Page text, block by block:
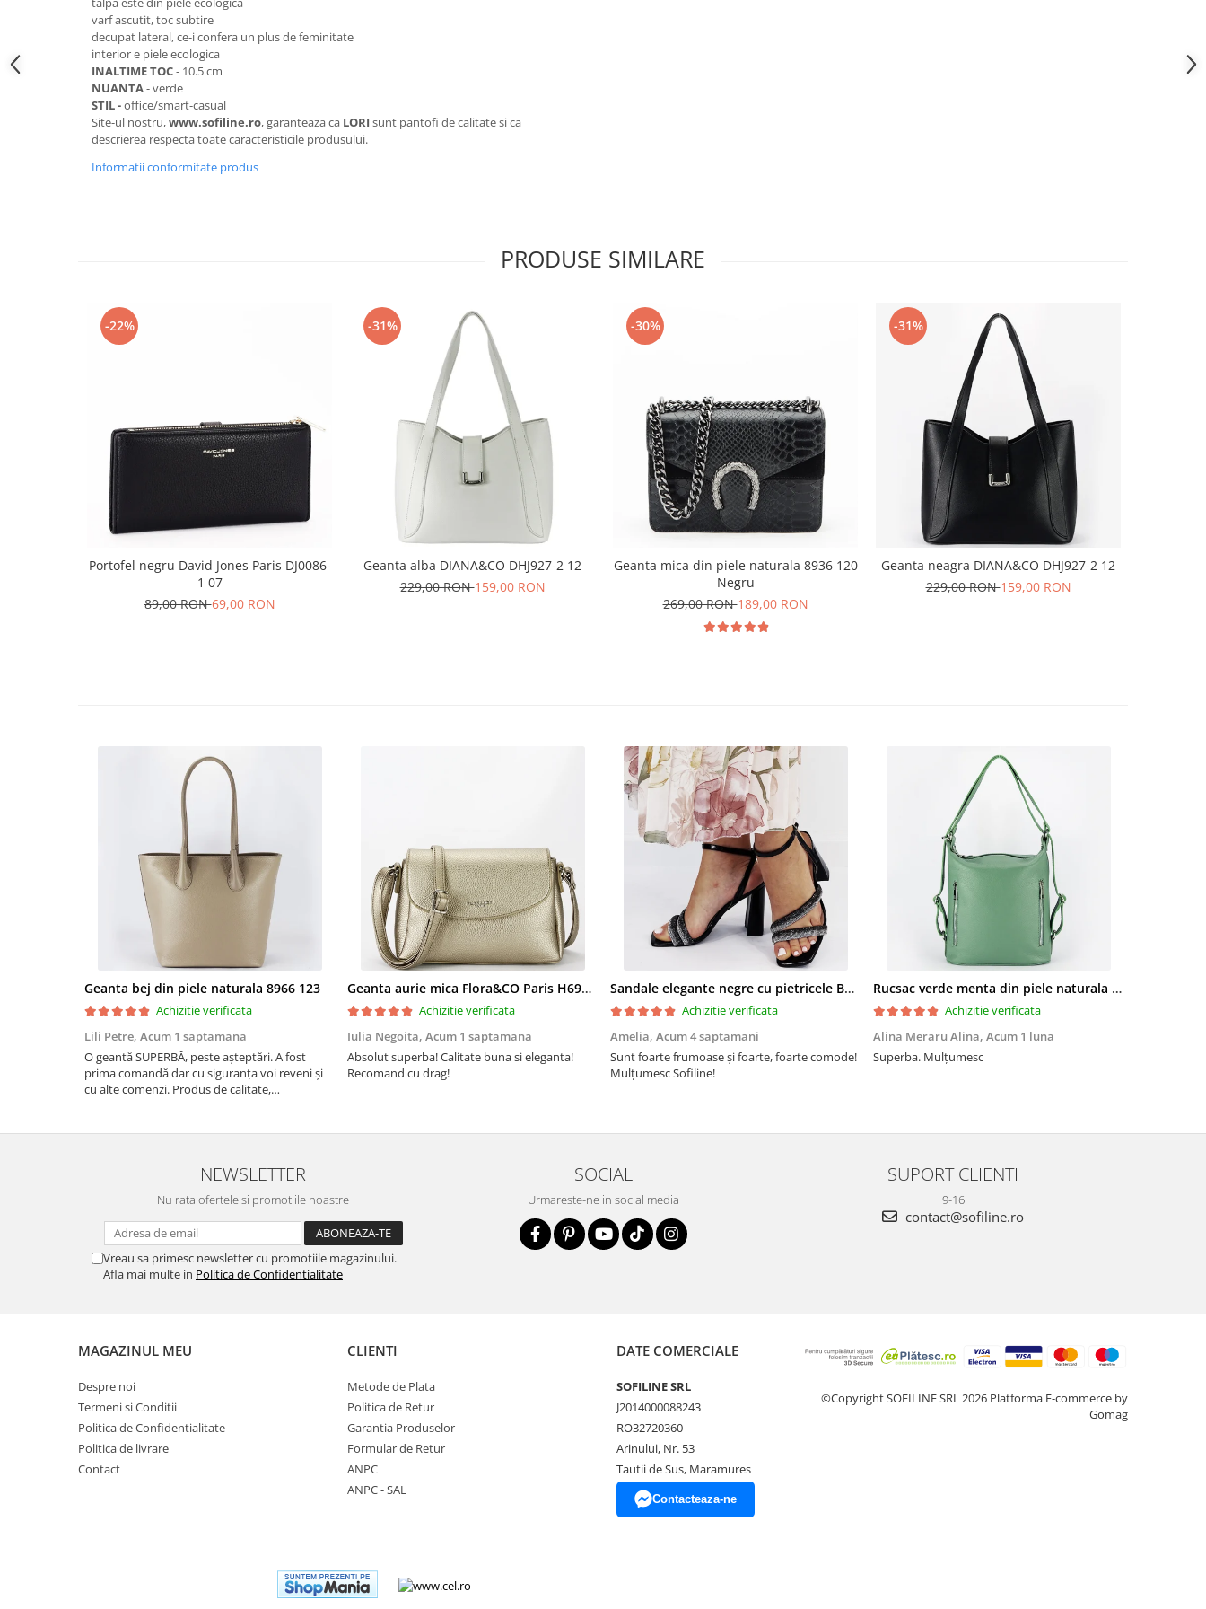
varf ascutit, toc subtire
decupat lateral, ce-i confera un plus de feminitate
interior e piele ecologica
INALTIME TOC- 10.5 cm
NUANTA- verde
STIL -office/smart-casual
Site-ul nostru,www.sofiline.ro, garanteaza ca LORI sunt pantofi de calitate si ca
descrierea respecta toate caracteristicile produsului.
Informatii conformitate produs
PRODUSE SIMILARE
-22%
Portofel negru David Jones Paris DJ0086-
1 07
89,00 RON69,00 RON
-31%
Geanta alba DIANA&CO DHJ927-2 12
229,00 RON159,00 RON
-30%
Geanta mica din piele naturala 8936 120
Negru
269,00 RON189,00 RON
-31%
Geanta neagra DIANA&CO DHJ927-2 12
229,00 RON159,00 RON
Geanta bej din piele naturala 8966 123
Achizitie verificata
Lili Petre, Acum 1 saptamana
O geantă SUPERBĂ, peste așteptări. A fost
prima comandă dar cu siguranța voi reveni și
cu alte comenzi. Produs de calitate,
SOFILINE!!!
Geanta aurie mica Flora&CO Paris H6930 16
Achizitie verificata
Iulia Negoita, Acum 1 saptamana
Absolut superba! Calitate buna si eleganta!
Recomand cu drag!
Sandale elegante negre cu pietricele BZF8778 M12
Achizitie verificata
Amelia, Acum 4 saptamani
Sunt foarte frumoase şi foarte, foarte comode!
Mulţumesc Sofiline!
Rucsac verde menta din piele naturala 2 in 1 Lucia 121
Achizitie verificata
Alina Meraru Alina, Acum 1 luna
Superba. Mulțumesc
NEWSLETTER
Nu rata ofertele si promotiile noastre
Vreau sa primesc newsletter cu promotiile magazinului.
Afla mai multe in Politica de Confidentialitate
SOCIAL
Urmareste-ne in social media
SUPORT CLIENTI
9-16
contact@sofiline.ro
MAGAZINUL MEU
Despre noi
Termeni si Conditii
Politica de Confidentialitate
Politica de livrare
Contact
CLIENTI
Metode de Plata
Politica de Retur
Garantia Produselor
Formular de Retur
ANPC
ANPC - SAL
DATE COMERCIALE
SOFILINE SRL
J2014000088243
RO32720360
Arinului, Nr. 53
Tautii de Sus, Maramures
Contacteaza-ne
©Copyright SOFILINE SRL 2026 Platforma E-commerce by
Gomag